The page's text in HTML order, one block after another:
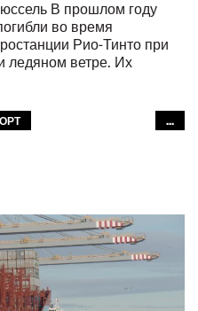
В прошлом году
во время
Рио-Тинто при
ледяном ветре. Их
...